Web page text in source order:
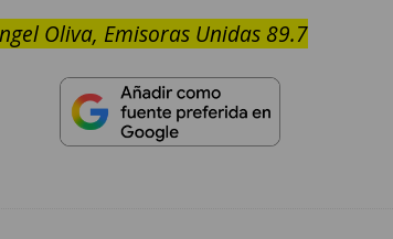
Oliva, Emisoras Unidas 89.7